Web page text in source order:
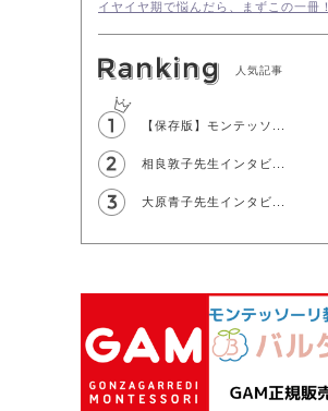
イヤイヤ期で悩んだら、まずこの一冊！
人気記事
【保存版】モンテッソ...
相良敦子先生インタビ...
大原青子先生インタビ...